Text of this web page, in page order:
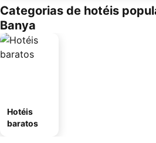
Categorias de hotéis
Banya
Hotéis
baratos